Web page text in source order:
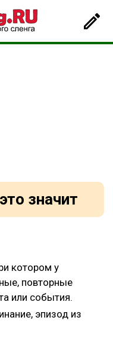
значит
котором у
повторные
или события.
эпизод из